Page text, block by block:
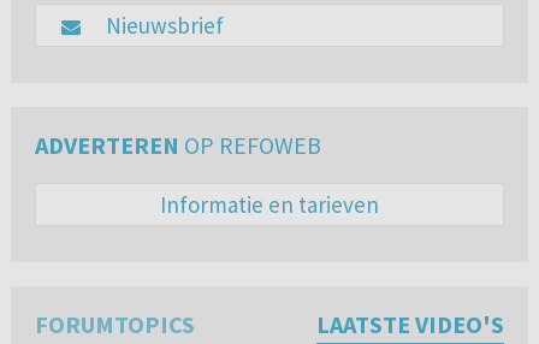
Nieuwsbrief
ADVERTEREN OP REFOWEB
Informatie en tarieven
FORUMTOPICS LAATSTE VIDEO'S